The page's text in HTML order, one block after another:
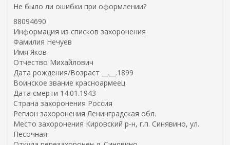
н
ш
с
с
к
а
Не было ли ошибки при оформлении?
88094690
Информация из списков захоронения
Фамилия Нечуев
Имя Яков
Отчество Михайлович
Дата рождения/Возраст __.__.1899
Воинское звание красноармеец
Дата смерти 14.01.1943
Страна захоронения Россия
Регион захоронения Ленинградская обл.
Место захоронения Кировский р-н, г.п. Синявино, ул.
Песочная